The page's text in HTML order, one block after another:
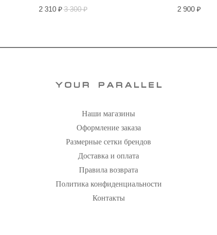
2 310 ₽ 3 300 ₽ 2 900 ₽
Наши магазины
Оформление заказа
Размерные сетки брендов
Доставка и оплата
Правила возврата
Политика конфиденциальности
Контакты